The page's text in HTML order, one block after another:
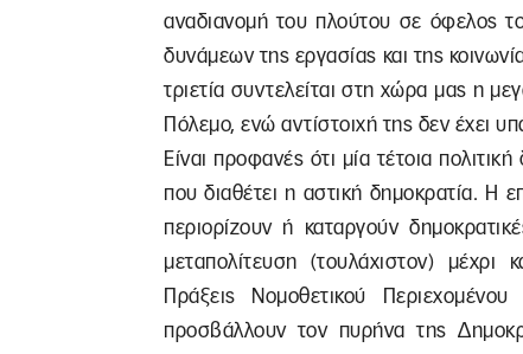
αναδιανομή του πλούτου σε όφελος
δυνάμεων της εργασίας και της
τριετία συντελείται στη χώρα μας η
Πόλεμο, ενώ αντίστοιχή της δεν έχει
Είναι προφανές ότι μία τέτοια
που διαθέτει η αστική δημοκρατία. Η
περιορίζουν ή καταργούν
μεταπολίτευση (τουλάχιστον)
Πράξεις Νομοθετικού
προσβάλλουν τον πυρήνα της